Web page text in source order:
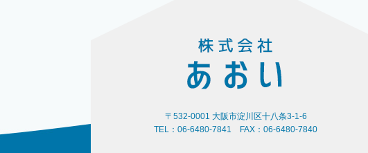
〒532-0001 大阪市淀川区十八条3-1-6
TEL：06-6480-7841 FAX：06-6480-7840